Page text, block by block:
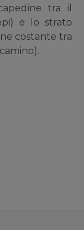
tra il
e lo strato
costante tra